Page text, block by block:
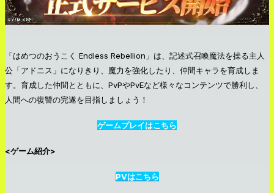
「はめつのおうこく Endless Rebellion」は、記述式召喚魔法を操る主人
公「アドニス」になりきり、魔力を強化したり、仲間キャラを育成しま
す。育成した仲間とともに、PvPやPvEなど様々なコンテンツで勝利し、
人間への復讐の完遂を目指しましょう！
ゲームプレイはこちら
<ゲーム紹介>
PVはこちら